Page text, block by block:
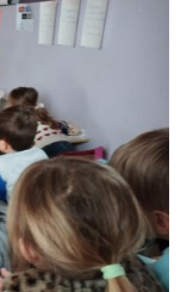
M
_
2
0
2
0
1
3
0